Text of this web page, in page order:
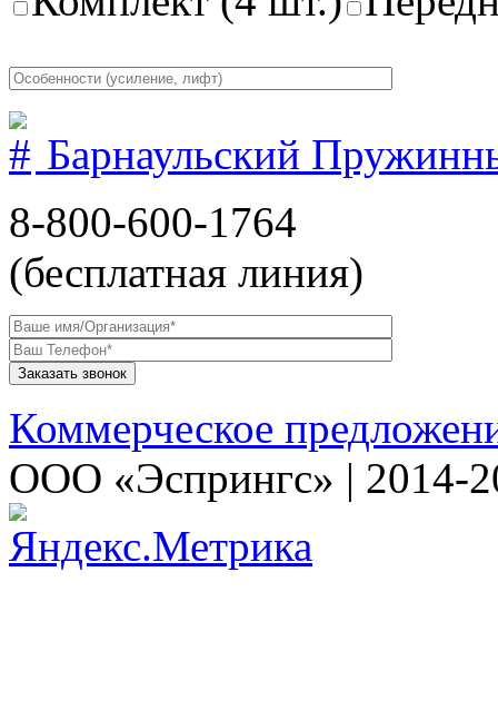
Барнаульский
8-800-600-1764
(бесплатная линия)
Коммерческое
ООО «Эспрингс» | 2014-